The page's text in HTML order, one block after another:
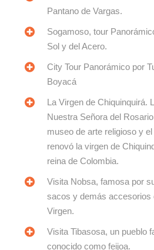
Pantano de Vargas.
Sogamoso, tour
Sol y del Acero.
City Tour Panorámico por
Boyacá
La Virgen de Chiquinquirá.
Nuestra Señora del
museo de arte religioso y
renovó la virgen de
reina de Colombia.
Visita Nobsa, famosa por
sacos y demás accesorios
Virgen.
Visita Tibasosa, un pueblo
conocido como feijoa.